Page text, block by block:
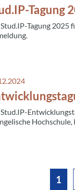
Tagung
Tagung 2025
1